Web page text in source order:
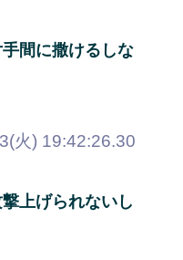
間に撒けるしな
火) 19:42:26.30
上げられないし